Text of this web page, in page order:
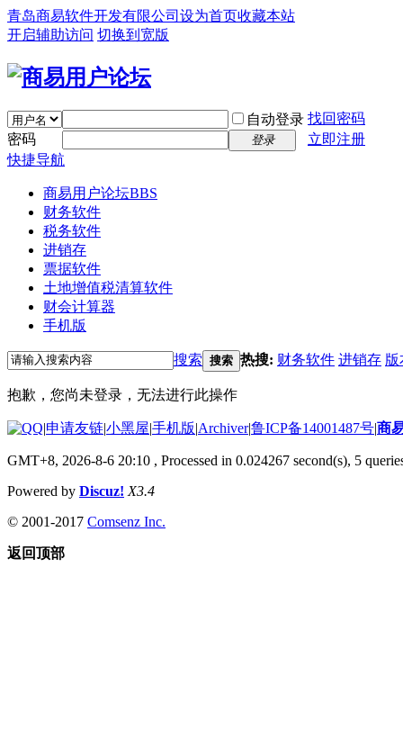
青岛商易软件开发有限公司 设为首页收藏本站
开启辅助访问 切换到宽版
自动登录 找回密码
密码
登录
立即注册
快捷导航
商易用户论坛BBS
财务软件
税务软件
进销存
票据软件
土地增值税清算软件
财会计算器
手机版
搜索 搜索 热搜: 财务软件 进销存 版
抱歉，您尚未登录，无法进行此操作
|申请友链|小黑屋|手机版|Archiver|鲁ICP备14001487号|商
GMT+8, 2026-8-6 20:10 , Processed in 0.024267 second(s), 5
Powered by Discuz! X3.4
© 2001-2017 Comsenz Inc.
返回顶部